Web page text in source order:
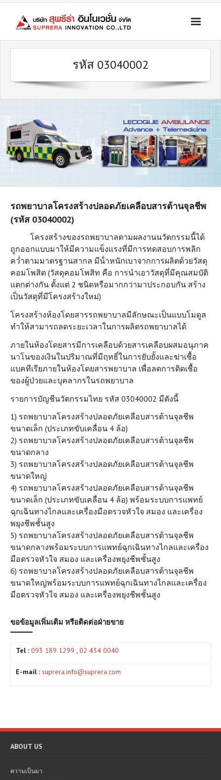
ระบบคัดแยก ส่งต่อ โควิด เคลื่อนที่เร็ว
สินค้าบัญชีนวัตกรรมไทย
เครื่องมือแพทย์ และอุปกรณ์ทางการแพทย์ อุปกรณ์กู้ชีพ
ข่าวประชาสัมพันธ์
ติดต่อบริษัท
รหัส 03040002
รถพยาบาลโครงสร้างปลอดภัยเคลือบสารต้านจุลชีพ
(รหัส 03040002)
โครงสร้างของรถพยาบาลตามผลงานนวัตกรรมนี้ได้
ถูกออกแบบมาให้มีความแข็งแรงที่มีการทดสอบการพลิก
คว่ำตามมาตรฐานสากล มีน้ําหนักเบาจากการผลิตด้วยวัสดุ
คอมโพสิต (วัสดุคอมโพสิท คือ การนําเอาวัสดุที่มีคุณสมบัติ
แตกต่างกัน ตั้งแต่ 2 ชนิดหรือมากกว่ามาประกอบกัน สร้าง
เป็นวัสดุที่มีโครงสร้างใหม่)
โครงสร้างห้องโดยสารรถพยาบาลมีลักษณะเป็นแบบโมดูล
ทําให้สามารถลดระยะเวลาในการผลิตรถพยาบาลได้
ภายในห้องโดยสารมีการเคลือบด้วยสารเคลือบผสมอนุภาค
นาโนของเงินในปริมาณที่มีฤทธิ์ในการยับยั้งและฆ่าเชื้อ
แบคทีเรียภายในห้องโดยสารพยาบาล เพื่อลดการติดเชื้อ
ของผู้ป่วยและบุคลากรในรถพยาบาล
รายการบัญชีนวัตกรรมไทย รหัส 03040002 มีดังนี้
1) รถพยาบาลโครงสร้างปลอดภัยเคลือบสารต้านจุลชีพ
ขนาดเล็ก (ประเภทขับเคลื่อน 4 ล้อ)
2) รถพยาบาลโครงสร้างปลอดภัยเคลือบสารต้านจุลชีพ
ขนาดกลาง
3) รถพยาบาลโครงสร้างปลอดภัยเคลือบสารต้านจุลชีพ
ขนาดใหญ่
4) รถพยาบาลโครงสร้างปลอดภัยเคลือบสารต้านจุลชีพ
ขนาดเล็ก (ประเภทขับเคลื่อน 4 ล้อ) พร้อมระบบการแพทย์
ฉุกเฉินทางไกลและเครื่องมือตรวจหัวใจ สมอง และเครื่อง
พยุงชีพชั้นสูง
5) รถพยาบาลโครงสร้างปลอดภัยเคลือบสารต้านจุลชีพ
ขนาดกลางพร้อมระบบการแพทย์ฉุกเฉินทางไกลและเครื่อง
มือตรวจหัวใจ สมอง และเครื่องพยุงชีพชั้นสูง
6) รถพยาบาลโครงสร้างปลอดภัยเคลือบสารต้านจุลชีพ
ขนาดใหญ่พร้อมระบบการแพทย์ฉุกเฉินทางไกลและเครื่อง
มือตรวจหัวใจ สมอง และเครื่องพยุงชีพชั้นสูง
ขอข้อมูลเพิ่มเติม หรือติดต่อฝ่ายขาย
Tel : 093 189 1299 , 02 434 0040
E-mail : suprera.info@suprera.com
ABOUT US
ความเป็นมา